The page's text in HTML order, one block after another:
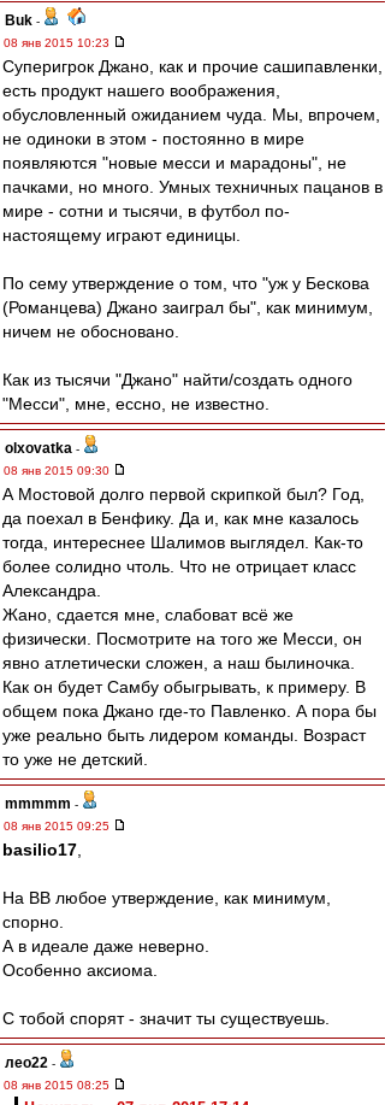
Buk -
08 янв 2015 10:23
Суперигрок Джано, как и прочие сашипавленки,
есть продукт нашего воображения,
обусловленный ожиданием чуда. Мы, впрочем,
не одиноки в этом - постоянно в мире
появляются "новые месси и марадоны", не
пачками, но много. Умных техничных пацанов в
мире - сотни и тысячи, в футбол по-
настоящему играют единицы.
По сему утверждение о том, что "уж у Бескова
(Романцева) Джано заиграл бы", как минимум,
ничем не обосновано.
Как из тысячи "Джано" найти/создать одного
"Месси", мне, ессно, не известно.
olxovatka -
08 янв 2015 09:30
А Мостовой долго первой скрипкой был? Год,
да поехал в Бенфику. Да и, как мне казалось
тогда, интереснее Шалимов выглядел. Как-то
более солидно чтоль. Что не отрицает класс
Александра.
Жано, сдается мне, слабоват всё же
физически. Посмотрите на того же Месси, он
явно атлетически сложен, а наш былиночка.
Как он будет Самбу обыгрывать, к примеру. В
общем пока Джано где-то Павленко. А пора бы
уже реально быть лидером команды. Возраст
то уже не детский.
mmmmm -
08 янв 2015 09:25
basilio17
На ВВ любое утверждение, как минимум,
спорно.
А в идеале даже неверно.
Особенно аксиома.
С тобой спорят - значит ты существуешь.
лео22 -
08 янв 2015 08:25